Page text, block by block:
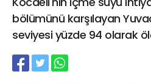
bölümünü karşılayan
seviyesi yüzde 94 olarak
21 Gölcük